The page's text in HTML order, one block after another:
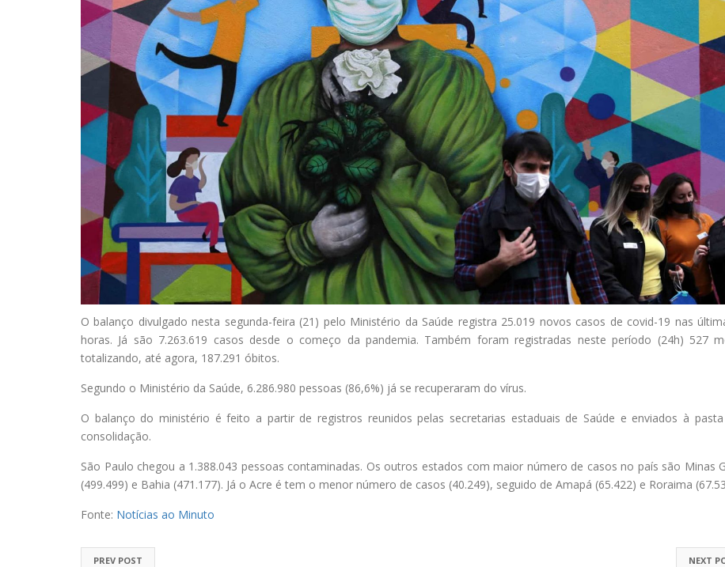
O balanço divulgado nesta segunda-feira (21) pelo Ministério da Saúde registra 25.019 novos casos de covid-19 nas
horas. Já são 7.263.619 casos desde o começo da pandemia. Também foram registradas neste período (24h) 527
totalizando, até agora, 187.291 óbitos.
Segundo o Ministério da Saúde, 6.286.980 pessoas (86,6%) já se recuperaram do vírus.
O balanço do ministério é feito a partir de registros reunidos pelas secretarias estaduais de Saúde e enviados à
consolidação.
São Paulo chegou a 1.388.043 pessoas contaminadas. Os outros estados com maior número de casos no país são Minas
(499.499) e Bahia (471.177). Já o Acre é tem o menor número de casos (40.249), seguido de Amapá (65.422) e Roraima
Fonte: Notícias ao Minuto
NEXT
PREV POST